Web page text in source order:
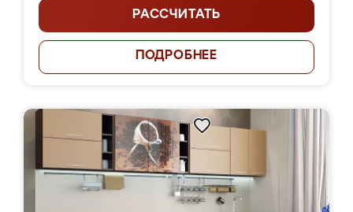
РАССЧИТАТЬ
ПОДРОБНЕЕ